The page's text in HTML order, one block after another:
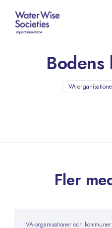
Bodens
VA-
Fler
VA-organisationer och kommuner